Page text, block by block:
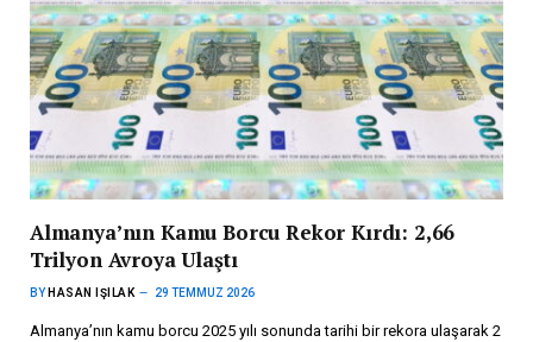
Almanya’nın Kamu Borcu Rekor Kırdı: 2,66
Trilyon Avroya Ulaştı
BY HASAN IŞILAK 29 TEMMUZ 2026
Almanya’nın kamu borcu 2025 yılı sonunda tarihi bir rekora ulaşarak 2